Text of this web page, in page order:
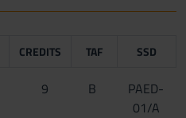
CREDITS TAF SSD
9 B
PAED-
01/A